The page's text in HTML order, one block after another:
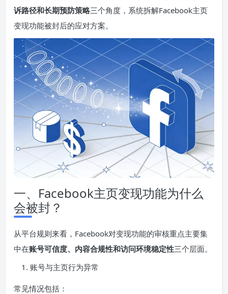
诉路径和长期预防策略三个角度，系统拆解Facebook主页
变现功能被封后的应对方案。
一、Facebook主页变现功能为什么
会被封？
从平台规则来看，Facebook对变现功能的审核重点主要集
中在账号可信度、内容合规性和访问环境稳定性三个层面。
账号与主页行为异常
常见情况包括：